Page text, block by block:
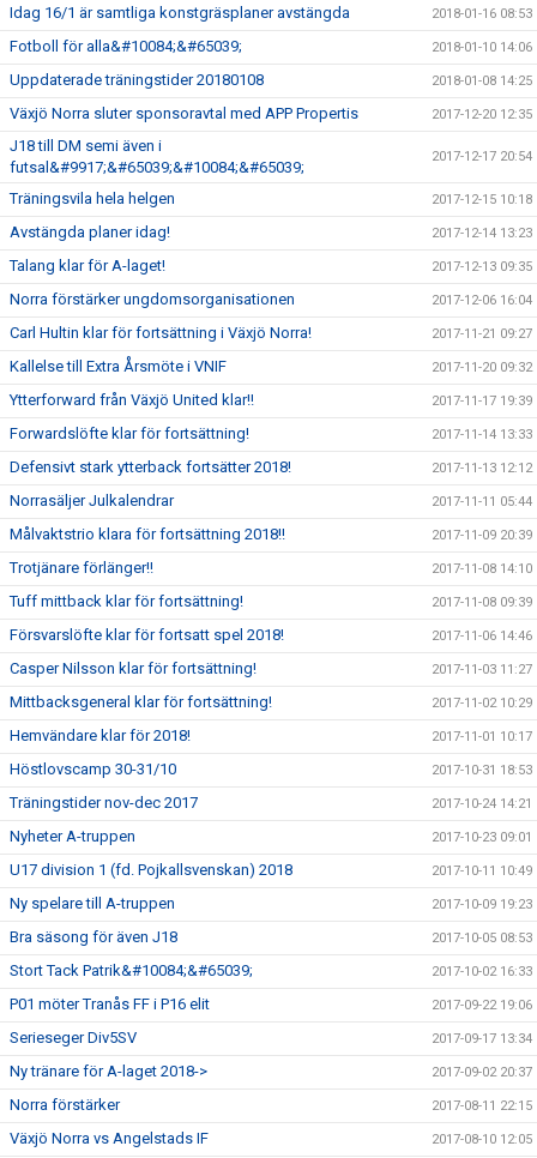
Idag 16/1 är samtliga konstgräsplaner avstängda 2018-01-16 08:53
Fotboll för alla&#10084;&#65039; 2018-01-10 14:06
Uppdaterade träningstider 20180108 2018-01-08 14:25
Växjö Norra sluter sponsoravtal med APP Propertis 2017-12-20 12:35
J18 till DM semi även i
futsal&#9917;&#65039;&#10084;&#65039;
2017-12-17 20:54
Träningsvila hela helgen 2017-12-15 10:18
Avstängda planer idag! 2017-12-14 13:23
Talang klar för A-laget! 2017-12-13 09:35
Norra förstärker ungdomsorganisationen 2017-12-06 16:04
Carl Hultin klar för fortsättning i Växjö Norra! 2017-11-21 09:27
Kallelse till Extra Årsmöte i VNIF 2017-11-20 09:32
Ytterforward från Växjö United klar!! 2017-11-17 19:39
Forwardslöfte klar för fortsättning! 2017-11-14 13:33
Defensivt stark ytterback fortsätter 2018! 2017-11-13 12:12
Norrasäljer Julkalendrar 2017-11-11 05:44
Målvaktstrio klara för fortsättning 2018!! 2017-11-09 20:39
Trotjänare förlänger!! 2017-11-08 14:10
Tuff mittback klar för fortsättning! 2017-11-08 09:39
Försvarslöfte klar för fortsatt spel 2018! 2017-11-06 14:46
Casper Nilsson klar för fortsättning! 2017-11-03 11:27
Mittbacksgeneral klar för fortsättning! 2017-11-02 10:29
Hemvändare klar för 2018! 2017-11-01 10:17
Höstlovscamp 30-31/10 2017-10-31 18:53
Träningstider nov-dec 2017 2017-10-24 14:21
Nyheter A-truppen 2017-10-23 09:01
U17 division 1 (fd. Pojkallsvenskan) 2018 2017-10-11 10:49
Ny spelare till A-truppen 2017-10-09 19:23
Bra säsong för även J18 2017-10-05 08:53
Stort Tack Patrik&#10084;&#65039; 2017-10-02 16:33
P01 möter Tranås FF i P16 elit 2017-09-22 19:06
Serieseger Div5SV 2017-09-17 13:34
Ny tränare för A-laget 2018-> 2017-09-02 20:37
Norra förstärker 2017-08-11 22:15
Växjö Norra vs Angelstads IF 2017-08-10 12:05